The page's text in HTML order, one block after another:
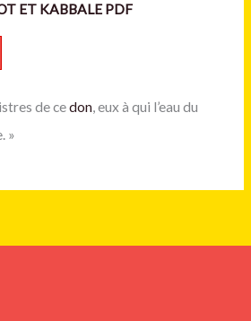
ET KABBALE PDF
de cedon, eux à qui l’eau du
»